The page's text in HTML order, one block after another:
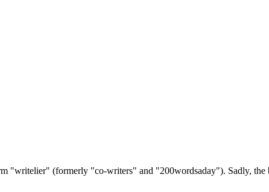
"writelier" (formerly "co-writers" and "200wordsaday"). Sadly,